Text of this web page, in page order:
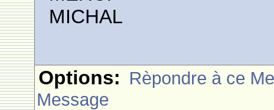
MICHAL
Options: Rèpondre à ce
Message